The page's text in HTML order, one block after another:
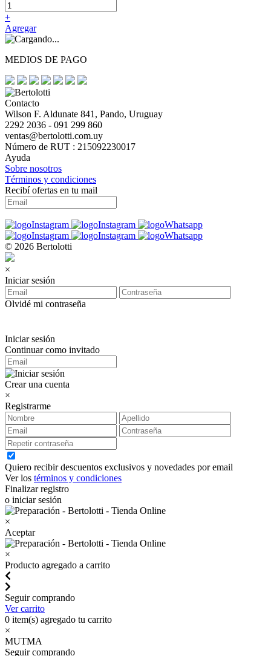
+
Agregar
MEDIOS DE PAGO
Contacto
Wilson F. Aldunate 841, Pando, Uruguay
2292 2036 - 091 299 860
ventas@bertolotti.com.uy
Número de RUT : 215092230017
Ayuda
Sobre nosotros
Términos y condiciones
Recibí ofertas en tu mail
© 2026 Bertolotti
×
Iniciar sesión
Olvidé mi contraseña
Iniciar sesión
Continuar como invitado
Crear una cuenta
×
Registrarme
Quiero recibir descuentos exclusivos y novedades por email
Ver los términos y condiciones
Finalizar registro
o iniciar sesión
×
Aceptar
×
Producto agregado a carrito
Seguir comprando
Ver carrito
0 item(s) agregado tu carrito
×
MUTMA
Seguir comprando